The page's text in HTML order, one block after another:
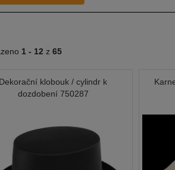
1 - 12 z 65
Dekorační klobouk / cylindr k
dozdobení 750287